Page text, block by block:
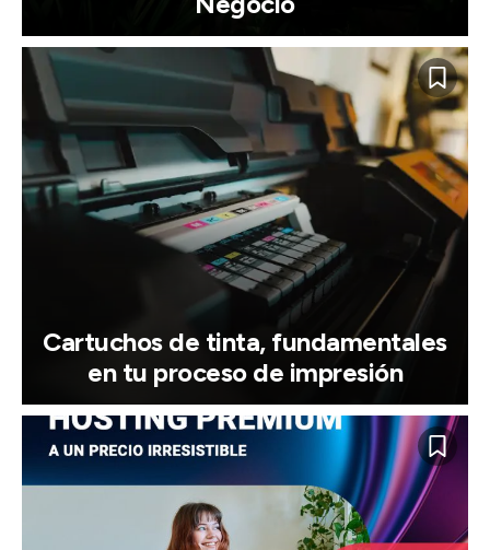
Cartuchos de tinta, fundamentales
en tu proceso de impresión